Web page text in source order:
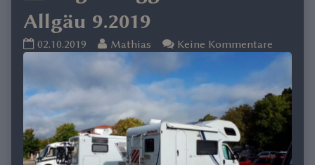
Allgäu 9.2019
Lago
Allgäu
9.2019
published
on
02.10.2019
Read
more
author
of
Lago
Mathias Keine Kommentare
Lago
und
Allgäu
9.2019